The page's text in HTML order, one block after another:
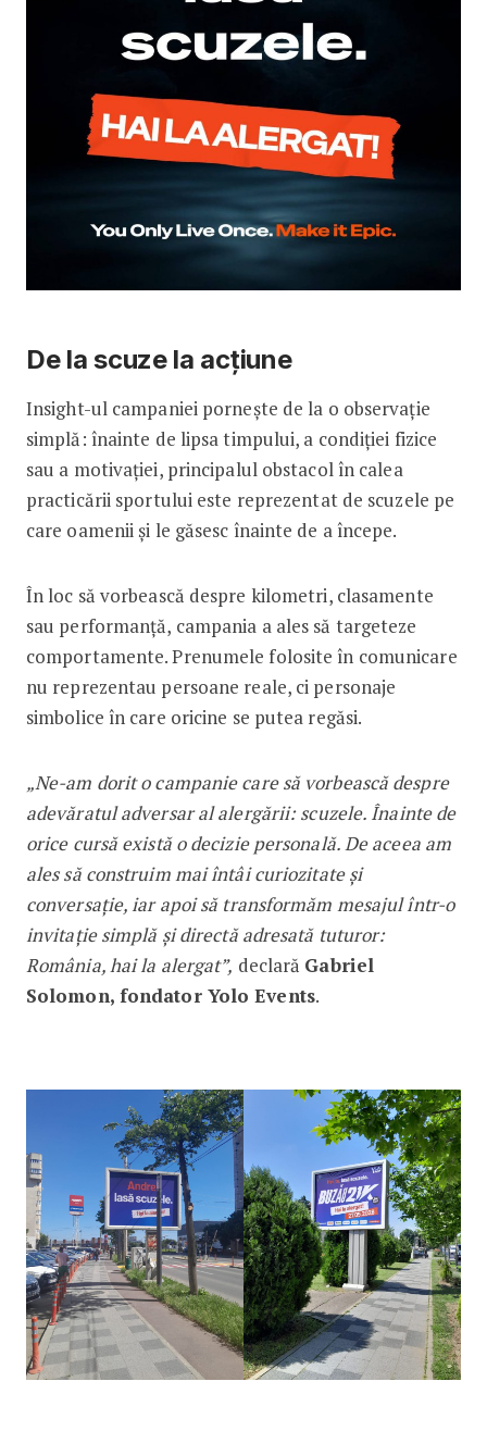
De la scuze la acțiune
Insight-ul campaniei pornește de la o observație
simplă: înainte de lipsa timpului, a condiției fizice
sau a motivației, principalul obstacol în calea
practicării sportului este reprezentat de scuzele pe
care oamenii și le găsesc înainte de a începe.
În loc să vorbească despre kilometri, clasamente
sau performanță, campania a ales să targeteze
comportamente. Prenumele folosite în comunicare
nu reprezentau persoane reale, ci personaje
simbolice în care oricine se putea regăsi.
„Ne-am dorit o campanie care să vorbească despre
adevăratul adversar al alergării: scuzele. Înainte de
orice cursă există o decizie personală. De aceea am
ales să construim mai întâi curiozitate și
conversație, iar apoi să transformăm mesajul într-o
invitație simplă și directă adresată tuturor:
România, hai la alergat”, declară Gabriel
Solomon, fondator Yolo Events.